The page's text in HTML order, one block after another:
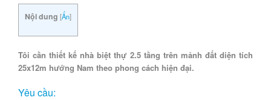
Nội dung [Ẩn]
Tôi cần thiết kế nhà biệt thự 2.5 tầng trên mảnh đất diện tích
25x12m hướng Nam theo phong cách hiện đại.
Yêu cầu: